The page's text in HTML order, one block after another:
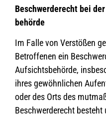
Beschwerde­recht bei
behörde
Im Falle von Verstößen
Betroffenen ein
Aufsichtsbehörde,
ihres gewöhnlichen
oder des Orts des
Beschwerderecht